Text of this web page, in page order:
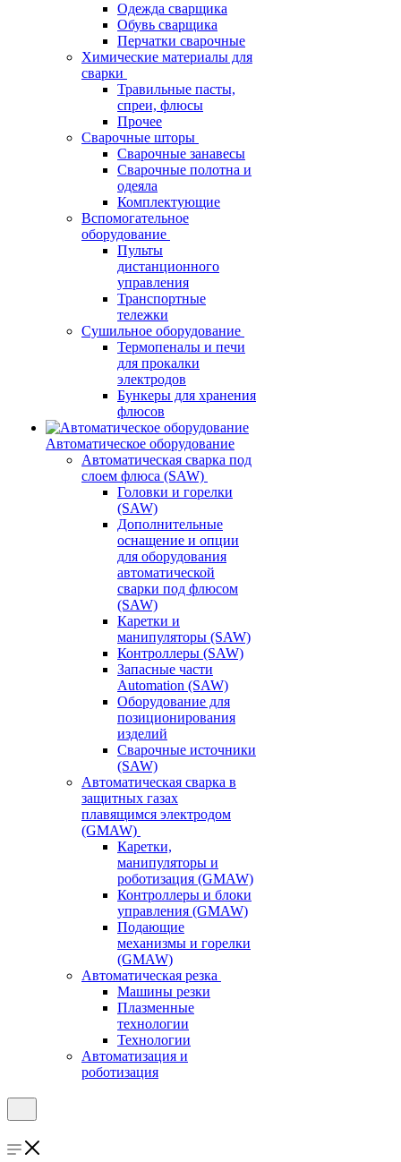
Одежда сварщика
Обувь сварщика
Перчатки сварочные
Химические материалы для
сварки
Травильные пасты,
спреи, флюсы
Прочее
Сварочные шторы
Сварочные занавесы
Сварочные полотна и
одеяла
Комплектующие
Вспомогательное
оборудование
Пульты
дистанционного
управления
Транспортные
тележки
Сушильное оборудование
Термопеналы и печи
для прокалки
электродов
Бункеры для хранения
флюсов
Автоматическое оборудование
Автоматическая сварка под
слоем флюса (SAW)
Головки и горелки
(SAW)
Дополнительные
оснащение и опции
для оборудования
автоматической
сварки под флюсом
(SAW)
Каретки и
манипуляторы (SAW)
Контроллеры (SAW)
Запасные части
Automation (SAW)
Оборудование для
позиционирования
изделий
Сварочные источники
(SAW)
Автоматическая сварка в
защитных газах
плавящимся электродом
(GMAW)
Каретки,
манипуляторы и
роботизация (GMAW)
Контроллеры и блоки
управления (GMAW)
Подающие
механизмы и горелки
(GMAW)
Автоматическая резка
Машины резки
Плазменные
технологии
Технологии
Автоматизация и
роботизация